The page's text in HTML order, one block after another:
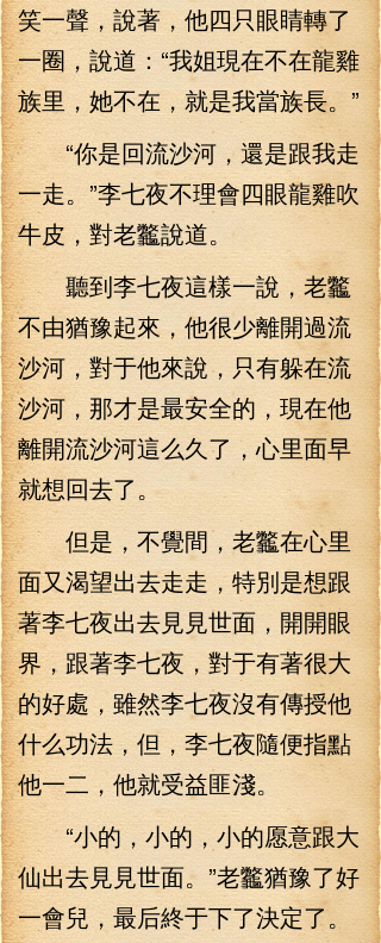
笑一聲，說著，他四只眼睛轉了
一圈，說道：“我姐現在不在龍雞
族里，她不在，就是我當族長。”
“你是回流沙河，還是跟我走
一走。”李七夜不理會四眼龍雞吹
牛皮，對老龞說道。
聽到李七夜這樣一說，老龞
不由猶豫起來，他很少離開過流
沙河，對于他來說，只有躲在流
沙河，那才是最安全的，現在他
離開流沙河這么久了，心里面早
就想回去了。
但是，不覺間，老龞在心里
面又渴望出去走走，特別是想跟
著李七夜出去見見世面，開開眼
界，跟著李七夜，對于有著很大
的好處，雖然李七夜沒有傳授他
什么功法，但，李七夜隨便指點
他一二，他就受益匪淺。
“小的，小的，小的愿意跟大
仙出去見見世面。”老龞猶豫了好
一會兒，最后終于下了決定了。